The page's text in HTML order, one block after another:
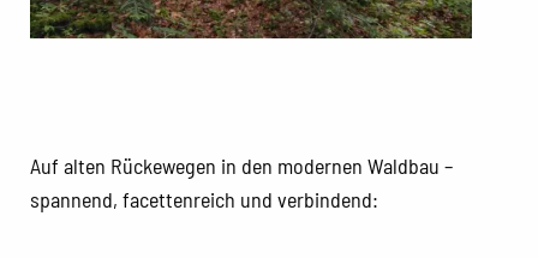
Auf alten Rückewegen in den modernen Waldbau –
spannend, facettenreich und verbindend: